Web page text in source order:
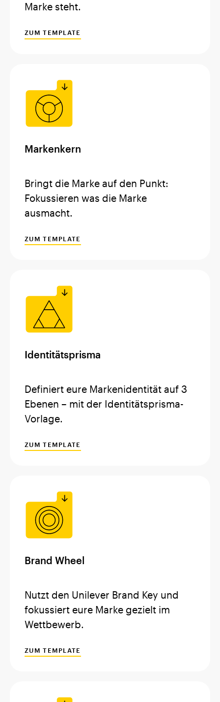
Marke steht.
ZUM TEMPLATE
Markenkern
Bringt die Marke auf den Punkt:
Fokussieren was die Marke
ausmacht.
ZUM TEMPLATE
Identitätsprisma
Definiert eure Markenidentität auf 3
Ebenen – mit der Identitätsprisma-
Vorlage.
ZUM TEMPLATE
Brand Wheel
Nutzt den Unilever Brand Key und
fokussiert eure Marke gezielt im
Wettbewerb.
ZUM TEMPLATE